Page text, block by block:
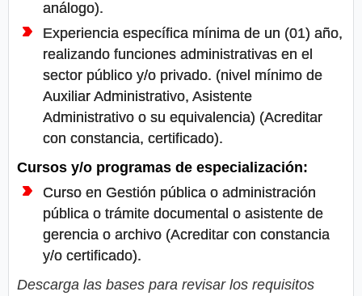
análogo).
Experiencia específica mínima de un (01) año,
realizando funciones administrativas en el
sector público y/o privado. (nivel mínimo de
Auxiliar Administrativo, Asistente
Administrativo o su equivalencia) (Acreditar
con constancia, certificado).
Cursos y/o programas de especialización:
Curso en Gestión pública o administración
pública o trámite documental o asistente de
gerencia o archivo (Acreditar con constancia
y/o certificado).
Descarga las bases para revisar los requisitos